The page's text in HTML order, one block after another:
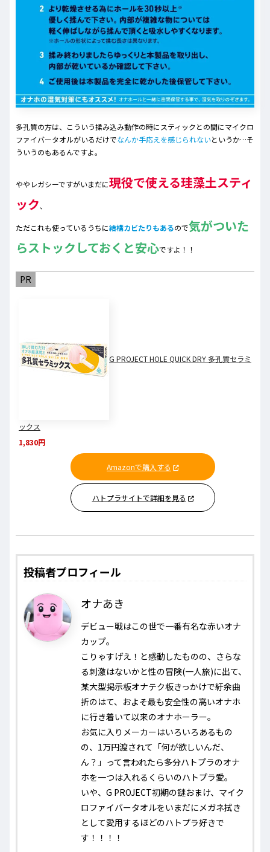
多孔質の方は、こういう揉み込み動作の時にスティックとの間にマイクロ
ファイバータオルがいるだけでなんか手応えを感じられないというか…そ
ういうのもあるんですよ。
ややレガシーですがいまだに現役で使える珪藻土スティ
ック、
ただこれも使っているうちに結構カビたりもあるので気がついた
らストックしておくと安心ですよ！！
PR
G PROJECT HOLE QUICK DRY 多孔質セラミ
ックス
1,830円
Amazonで購入する
ハトプラサイトで詳細を見る
投稿者プロフィール
オナあき
デビュー戦はこの世で一番有名な赤いオナ
カップ。
こりゃすげえ！と感動したものの、さらな
る刺激はないかと性の冒険(一人旅)に出て、
某大型掲示板オナテク板きっかけで紆余曲
折のはて、およそ最も安全性の高いオナホ
に行き着いて以来のオナホーラー。
お気に入りメーカーはいろいろあるもの
の、1万円渡されて「何が欲しいんだ、
ん？」って言われたら多分ハトプラのオナ
ホを一つは入れるくらいのハトプラ愛。
いや、G PROJECT初期の謎おまけ、マイク
ロファイバータオルをいまだにメガネ拭き
として愛用するほどのハトプラ好きで
す！！！！